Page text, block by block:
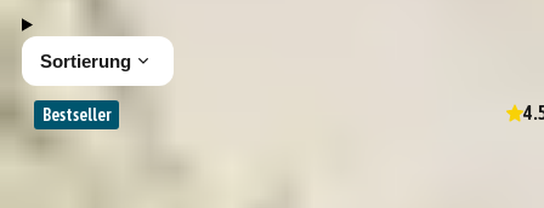
Sortierung
Bestseller